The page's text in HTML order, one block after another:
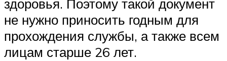
здоровья. Поэтому такой документ
не нужно приносить годным для
прохождения службы, а также всем
лицам старше 26 лет.